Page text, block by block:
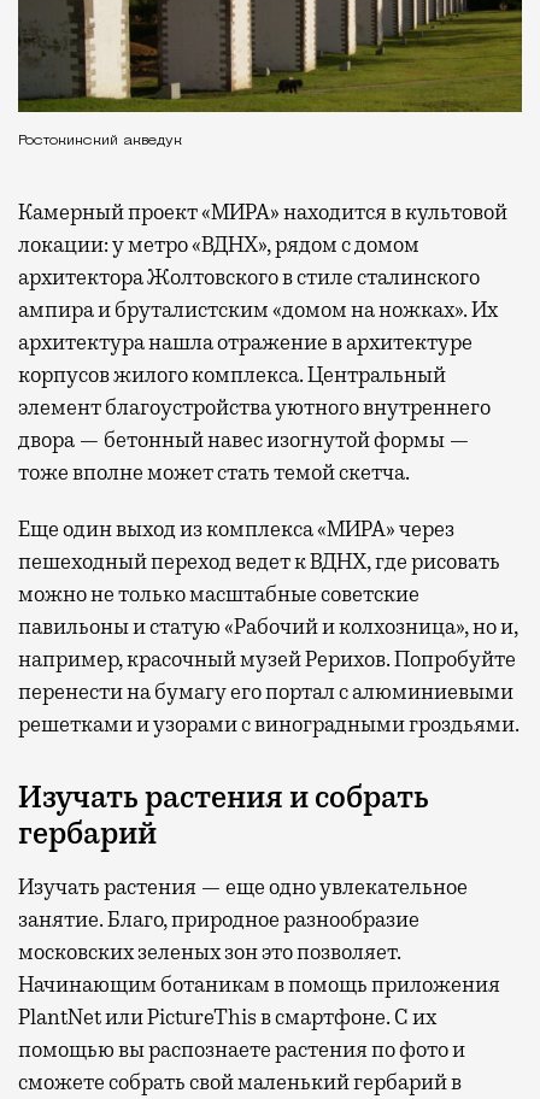
Ростокинский акведук
Камерный проект «МИРА» находится в культовой
локации: у метро «ВДНХ», рядом с домом
архитектора Жолтовского в стиле сталинского
ампира и бруталистским «домом на ножках». Их
архитектура нашла отражение в архитектуре
корпусов жилого комплекса. Центральный
элемент благоустройства уютного внутреннего
двора — бетонный навес изогнутой формы —
тоже вполне может стать темой скетча.
Еще один выход из комплекса «МИРА» через
пешеходный переход ведет к ВДНХ, где рисовать
можно не только масштабные советские
павильоны и статую «Рабочий и колхозница», но и,
например, красочный музей Рерихов. Попробуйте
перенести на бумагу его портал с алюминиевыми
решетками и узорами с виноградными гроздьями.
Изучать растения и собрать
гербарий
Изучать растения — еще одно увлекательное
занятие. Благо, природное разнообразие
московских зеленых зон это позволяет.
Начинающим ботаникам в помощь приложения
PlantNet или PictureThis в смартфоне. С их
помощью вы распознаете растения по фото и
сможете собрать свой маленький гербарий в